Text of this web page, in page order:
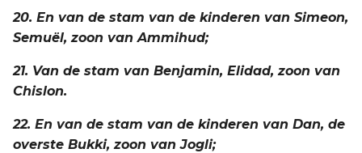
20. En van de stam van de kinderen van Simeon,
Semuël, zoon van Ammihud;
21. Van de stam van Benjamin, Elidad, zoon van
Chislon.
22. En van de stam van de kinderen van Dan, de
overste Bukki, zoon van Jogli;